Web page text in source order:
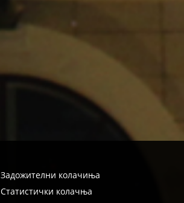
Задожителни колачиња
Статистички колачња